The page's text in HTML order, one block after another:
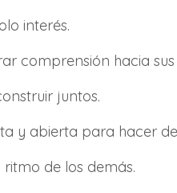
interés.
comprensión hacia
juntos.
y abierta para hacer
de los demás.